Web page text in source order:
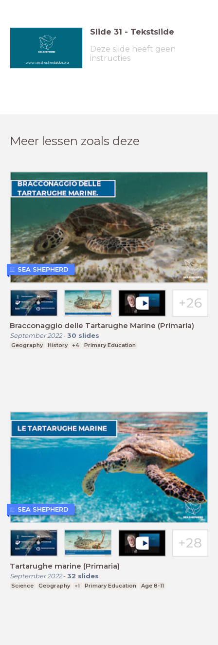
www.seashepherdglobal.org
Slide 31 - Tekstslide
Deze slide heeft geen
instructies
Meer lessen zoals deze
Bracconaggio delle Tartarughe Marine (Primaria)
September 2022- 30 slides
Geography History +4 Primary Education
SEA SHEPHERD
Tartarughe marine (Primaria)
September 2022- 32 slides
Science Geography +1 Primary Education Age 8-11
SEA SHEPHERD